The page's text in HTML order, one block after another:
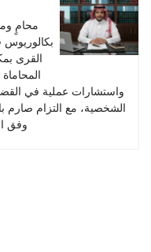
محامٍ
القرى
واستشارات عملية في
الشخصية، مع التزام صارم
وفق